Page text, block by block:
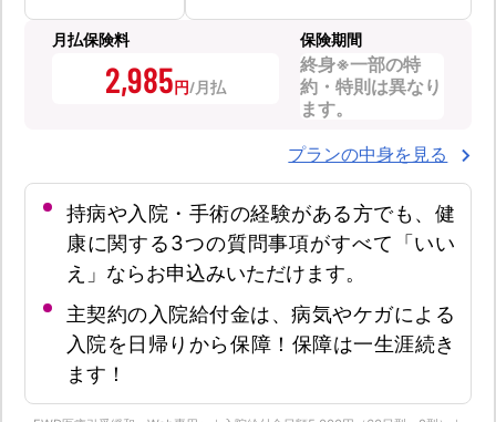
月払保険料
2,985円
保険期間
終身※一部の特
約・特則は異なり
ます。
プランの中身を見る
持病や入院・手術の経験がある方でも、健
康に関する3つの質問事項がすべて「いい
え」ならお申込みいただけます。
主契約の入院給付金は、病気やケガによる
入院を日帰りから保障！保障は一生涯続き
ます！